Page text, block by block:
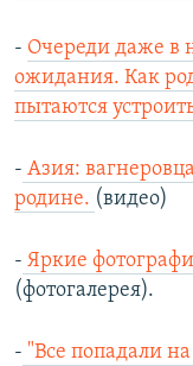
- Очереди даже в
ожидания. Как
пытаются
- Азия:
родине. (видео)
- Яркие
(фотогалерея).
- "Все попадали